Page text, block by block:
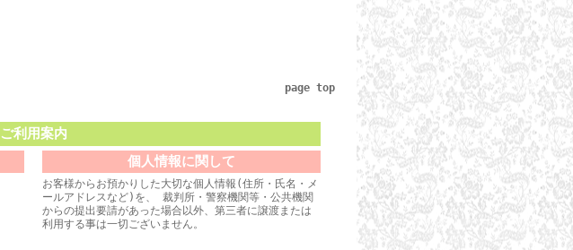
page top
ご利用案内
個人情報に関して
お客様からお預かりした大切な個人情報(住所・氏名・メ
ールアドレスなど)を、 裁判所・警察機関等・公共機関
からの提出要請があった場合以外、第三者に譲渡または
利用する事は一切ございません。